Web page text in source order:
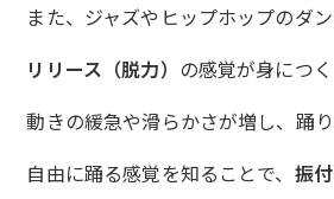
また、ジャズやヒップホップのダン
リリース（脱力） の感覚が身につく
動きの緩急や滑らかさが増し、踊
自由に踊る感覚を知ることで、 振